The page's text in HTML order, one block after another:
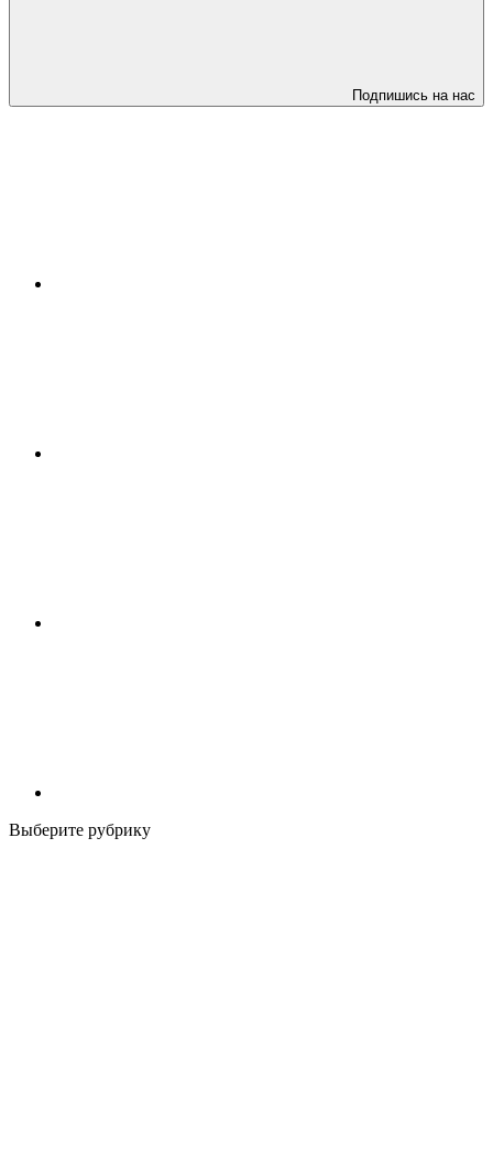
Подпишись на нас
Выберите рубрику